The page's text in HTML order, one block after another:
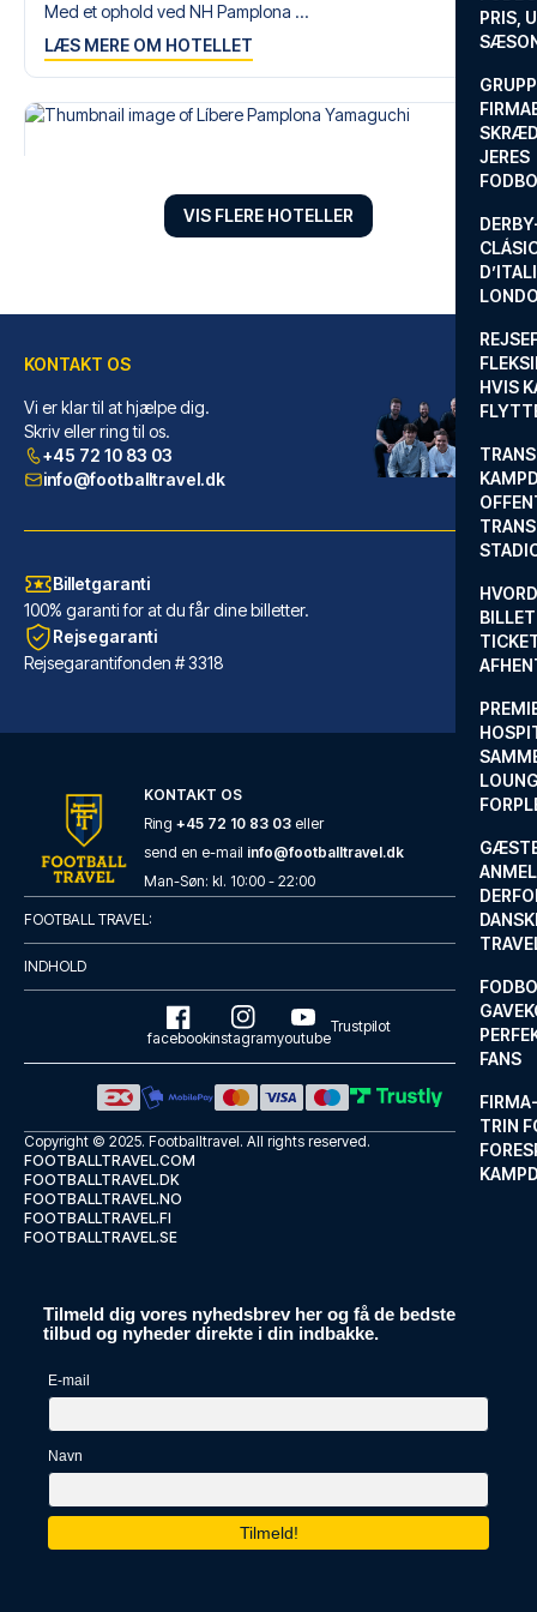
PRIS,
JERES
HVIS
FANS
TRIN
fodboldtur.
Med et ophold ved NH Pamplona ...
LÆS MERE OM HOTELLET
Líbere Pamplona Yamaguchi
Med et ophold ved Líbere Pampl...
Hotel Sancho Ramírez
FraHotel Sancho Ramírez, som l...
LÆS MERE OM HOTELLET
Hotel Blanca de Navarra
Med et ophold ved Hotel Blanca...
LÆS MERE OM HOTELLET
VIS FLERE HOTELLER
KONTAKT OS
Vi er klar til at hjælpe dig.
Skriv eller ring til os.
+45 72 10 83 03
info@footballtravel.dk
Billetgaranti
100% garanti for at du får dine billetter.
Rejsegaranti
Rejsegarantifonden # 3318
KONTAKT OS
Ring +45 72 10 83 03 eller
send en e-mail info@footballtravel.dk
Man-Søn: kl. 10:00 - 22:00
FOOTBALL TRAVEL:
INDHOLD
facebookinstagramyoutube
Trustpilot
Copyright © 2025. Footballtravel. All rights reserved.
FOOTBALLTRAVEL.COM
FOOTBALLTRAVEL.DK
FOOTBALLTRAVEL.NO
FOOTBALLTRAVEL.FI
FOOTBALLTRAVEL.SE
Tilmeld dig vores nyhedsbrev her og få de bedste
tilbud og nyheder direkte i din indbakke.
E-mail
Navn